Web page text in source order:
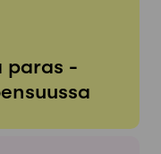
paras -